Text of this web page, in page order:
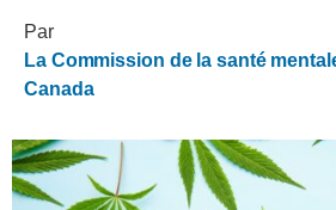
Par
La Commission de la santé
Canada